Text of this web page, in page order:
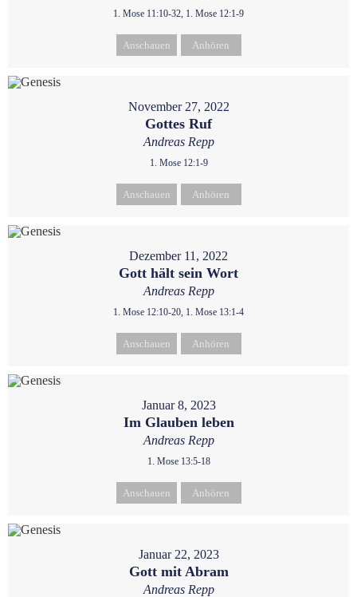
1. Mose 11:10-32, 1. Mose 12:1-9
Anschauen Anhören
November 27, 2022
Gottes Ruf
Andreas Repp
1. Mose 12:1-9
Anschauen Anhören
Dezember 11, 2022
Gott hält sein Wort
Andreas Repp
1. Mose 12:10-20, 1. Mose 13:1-4
Anschauen Anhören
Januar 8, 2023
Im Glauben leben
Andreas Repp
1. Mose 13:5-18
Anschauen Anhören
Januar 22, 2023
Gott mit Abram
Andreas Repp